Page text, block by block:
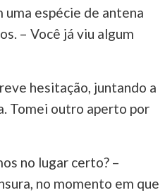
uma espécie de antena
– Você já viu algum
hesitação, juntando a
Tomei outro aperto por
no lugar certo? –
no momento em que